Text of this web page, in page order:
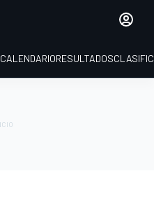
CALENDARIORESULTADOS